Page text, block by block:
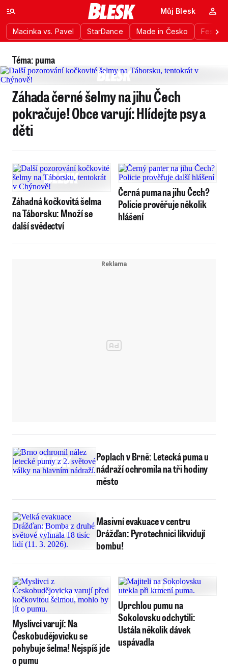
Macinka vs. Pavel StarDance Made in Česko
Můj Blesk
Téma: puma
Záhada černé šelmy na jihu Čech
pokračuje! Obce varují: Hlídejte psy a
děti
Záhadná kočkovitá šelma
na Táborsku: Množí se
další svědectví
Černá puma na jihu Čech?
Policie prověřuje několik
hlášení
Poplach v Brně: Letecká puma u
nádraží ochromila na tři hodiny
město
Masivní evakuace v centru
Drážďan: Pyrotechnici likvidují
bombu!
Myslivci varují: Na
Českobudějovicku se
pohybuje šelma! Nejspíš jde
o pumu
Uprchlou pumu na
Sokolovsku odchytili:
Ustála několik dávek
uspávadla